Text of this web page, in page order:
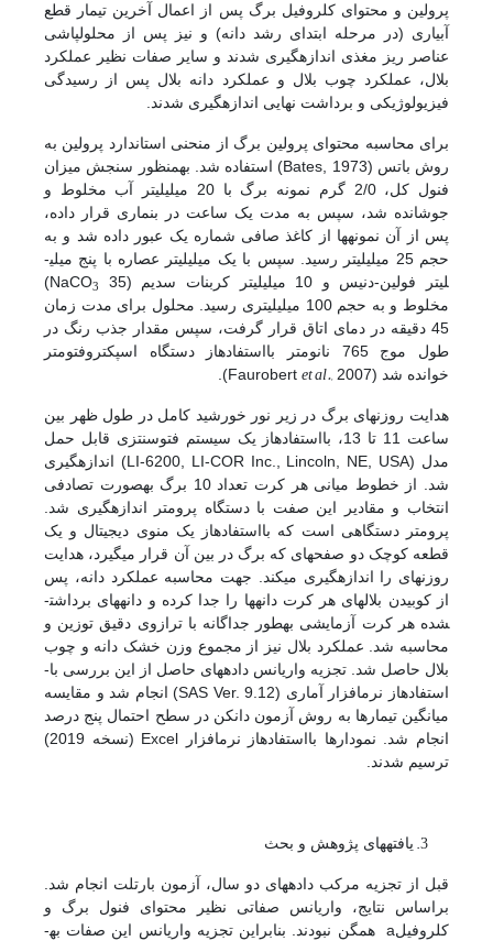
پرولین و محتوای کلروفیل برگ پس از اعمال آخرین تیمار قطع
آبیاری (در مرحله ابتدای رشد دانه) و نیز پس از محلول­پاشی
عناصر ریز مغذی اندازه­گیری شدند و سایر صفات نظیر عملکرد
بلال، عملکرد چوب بلال و عملکرد دانه بلال پس از رسیدگی
فیزیولوژیکی و برداشت نهایی اندازه­گیری شدند.
برای محاسبه‌ محتوای پرولین برگ از منحنی استاندارد پرولین به
روش باتس (Bates, 1973) استفاده شد. به­منظور سنجش میزان
فنول کل، 2/0 گرم نمونه برگ با 20 میلی­لیتر آب مخلوط و
جوشانده شد، سپس به مدت یک ساعت در بن­ماری قرار داده،
پس از آن نمونه­ها از کاغذ صافی شماره یک عبور داده شد و به
حجم 25 میلی­لیتر رسید. سپس با یک میلی­لیتر عصاره با پنج میلی­
لیتر فولین-دنیس و 10 میلی­لیتر کربنات سدیم (NaCO
3
35)
مخلوط و به حجم 100 میلی­لیتری رسید. محلول برای مدت زمان
45 دقیقه در دمای اتاق قرار گرفت، سپس مقدار جذب رنگ در
طول موج 765 نانومتر با­استفاده­از دستگاه اسپکتروفتومتر
خوانده شد (Faurobert
et al.,2007).
هدایت روزنه­ای برگ در زیر نور خورشید کامل در طول ظهر بین
ساعت 11 تا 13، با­استفاده­از یک سیستم فتوسنتزی قابل حمل
مدل (LI-6200, LI-COR Inc., Lincoln, NE, USA) اندازه­گیری
شد. از خطوط میانی هر کرت تعداد 10 برگ به­صورت تصادفی
انتخاب و مقادیر این صفت با دستگاه پرومتر اندازه­گیری شد.
پرومتر دستگاهی است که با­استفاده­از یک منوی دیجیتال و یک
قطعه کوچک دو صفحه­ای که برگ در بین آن قرار می­گیرد، هدایت
روزنه­ای را اندازه­گیری می­کند. جهت محاسبه عملکرد دانه، پس
از کوبیدن بلال­های هر کرت دانه­ها را جدا کرده و دانه­های برداشت­
شده هر کرت آزمایشی به­طور جداگانه با ترازوی دقیق توزین و
محاسبه شد. عملکرد بلال نیز از مجموع وزن خشک دانه و چوب
بلال حاصل شد. تجزیه واریانس داده­های حاصل از این بررسی با­
استفاده­از نرم­افزار آماری (SAS Ver. 9.12) انجام شد و مقایسه
میانگین تیمارها به روش آزمون دانکن در سطح احتمال پنج درصد
انجام شد. نمودارها با­استفاده­از نرم­افزار Excel (نسخه 2019)
ترسیم شدند.
یافتههای پژوهش و بحث
قبل از تجزیه مرکب داده­های دو سال، آزمون بارتلت انجام شد.
براساس نتایج، واریانس صفاتی نظیر محتوای فنول برگ و
کلروفیلa همگن نبودند. بنابراین تجزیه واریانس این صفات به­